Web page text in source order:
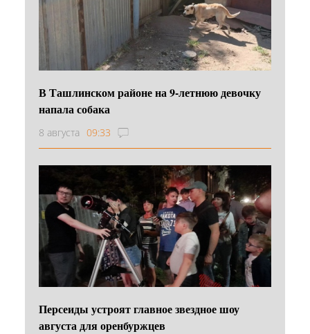
В Ташлинском районе на 9-летнюю девочку
напала собака
8 августа 09:33
Персеиды устроят главное звездное шоу
августа для оренбуржцев